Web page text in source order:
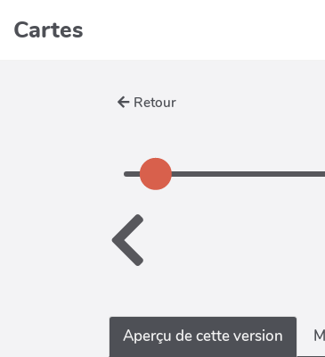
Aller au contenu principal
Cartes
Retour
Aperçu de cette version